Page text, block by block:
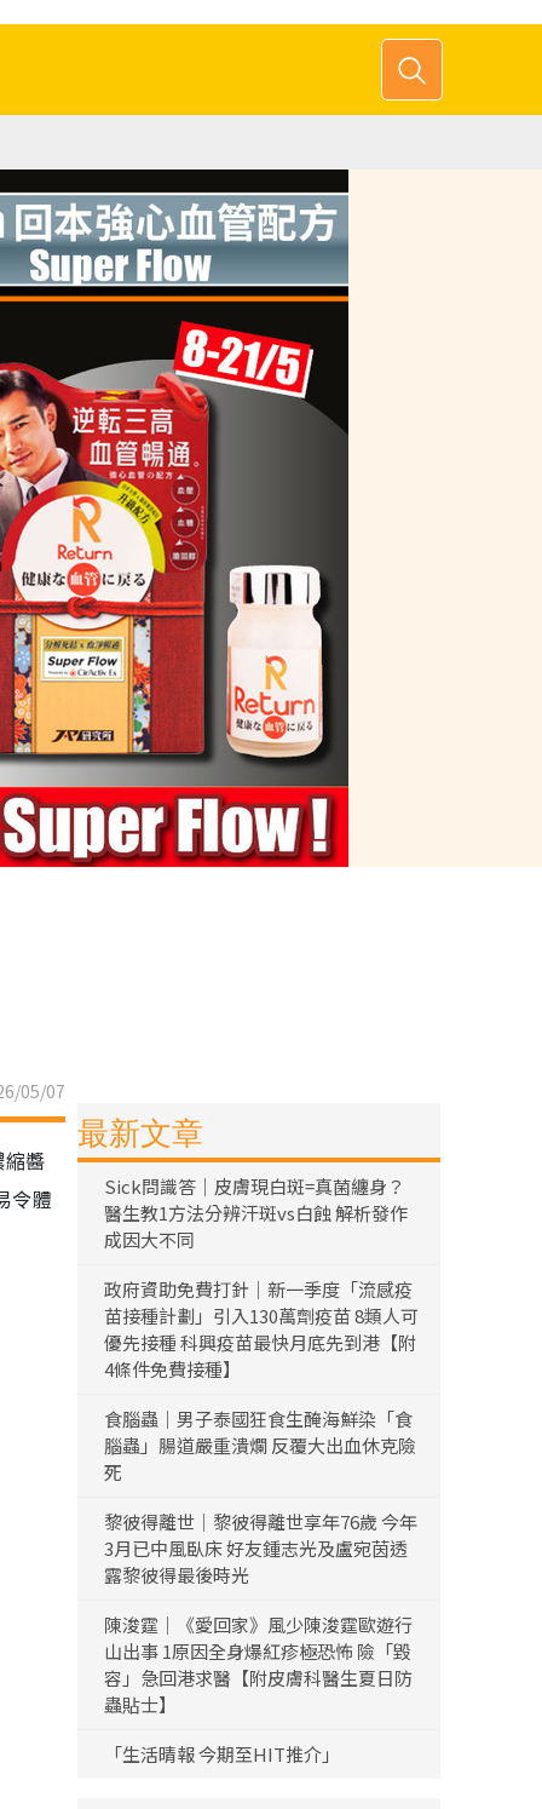
05/07
醬
令體
最新文章
Sick問識答｜皮膚現白斑=真菌纏身？
醫生教1方法分辨汗斑vs白蝕 解析發作
成因大不同
政府資助免費打針｜新一季度「流感疫
苗接種計劃」引入130萬劑疫苗 8類人可
優先接種 科興疫苗最快月底先到港【附
4條件免費接種】
食腦蟲｜男子泰國狂食生醃海鮮染「食
腦蟲」腸道嚴重潰爛 反覆大出血休克險
死
黎彼得離世｜黎彼得離世享年76歲 今年
3月已中風臥床 好友鍾志光及盧宛茵透
露黎彼得最後時光
陳浚霆｜《愛回家》風少陳浚霆歐遊行
山出事 1原因全身爆紅疹極恐怖 險「毀
容」急回港求醫【附皮膚科醫生夏日防
蟲貼士】
「生活晴報 今期至HIT推介」